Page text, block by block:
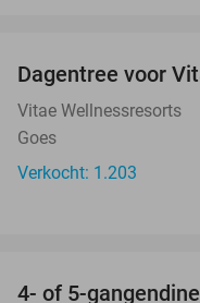
Dagentree voor
Vitae Wellnessresorts
Goes
Verkocht: 1.203
4- of 5-